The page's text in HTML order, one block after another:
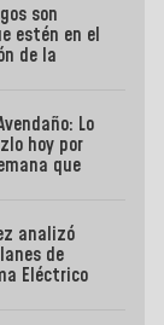
son
estén en el
de la
Lo
hoy por
que
analizó
de
Eléctrico